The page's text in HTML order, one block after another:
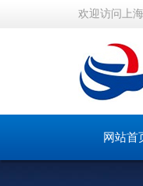
欢迎访问上
网站首